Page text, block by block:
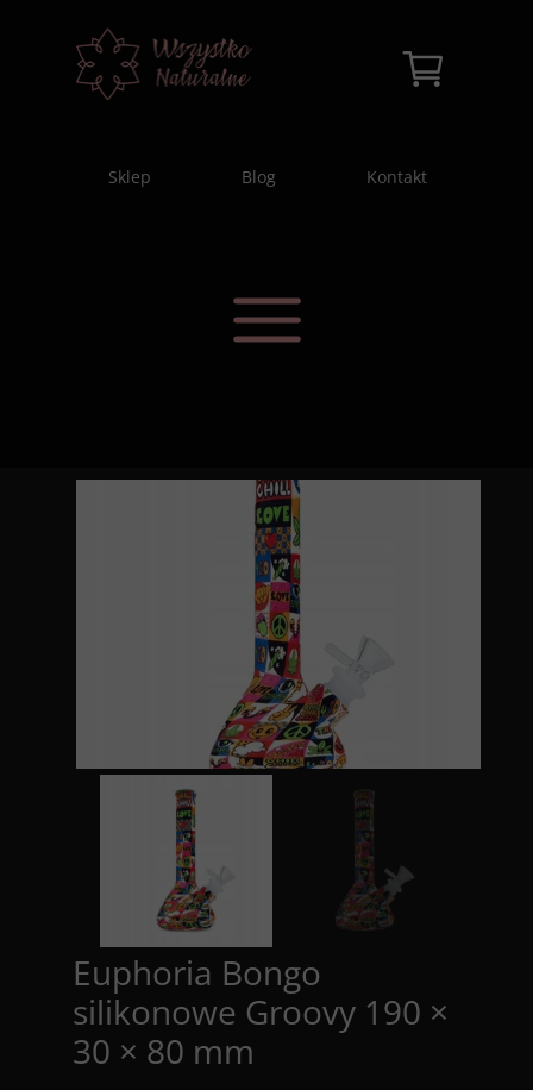
Sklep Blog Kontakt
Euphoria Bongo
silikonowe Groovy 190 ×
30 × 80 mm